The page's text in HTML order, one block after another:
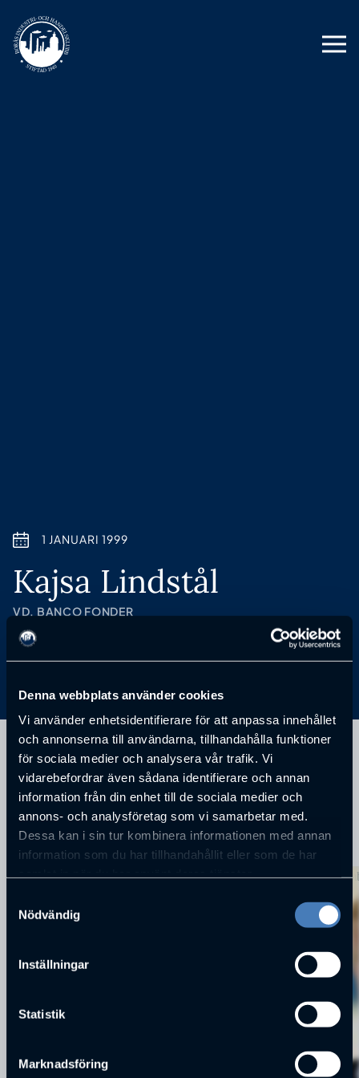
Denna webbplats använder cookies
Vi använder enhetsidentifierare för att anpassa innehållet
och annonserna till användarna, tillhandahålla funktioner
för sociala medier och analysera vår trafik. Vi
vidarebefordrar även sådana identifierare och annan
information från din enhet till de sociala medier och
annons- och analysföretag som vi samarbetar med.
Dessa kan i sin tur kombinera informationen med annan
information som du har tillhandahållit eller som de har
Nödvändig
Inställningar
Statistik
Marknadsföring
1 JANUARI 1999
Kajsa Lindstål
VD, BANCO FONDER
Anmälan till föreläsning har passerat
KOMMANDE FÖRELÄSNINGAR